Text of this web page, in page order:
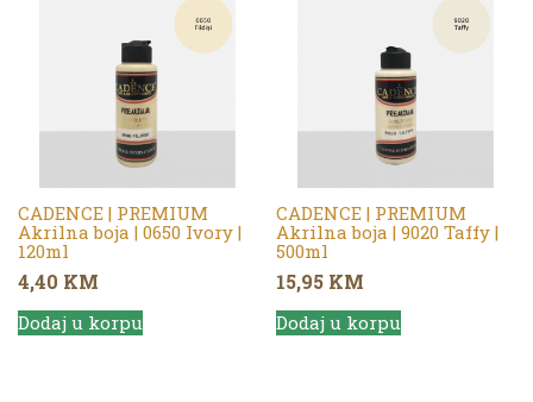
CADENCE | PREMIUM
Akrilna boja | 0650 Ivory |
120ml
4,40 KM
Dodaj u korpu
CADENCE | PREMIUM
Akrilna boja | 9020 Taffy |
500ml
15,95 KM
Dodaj u korpu